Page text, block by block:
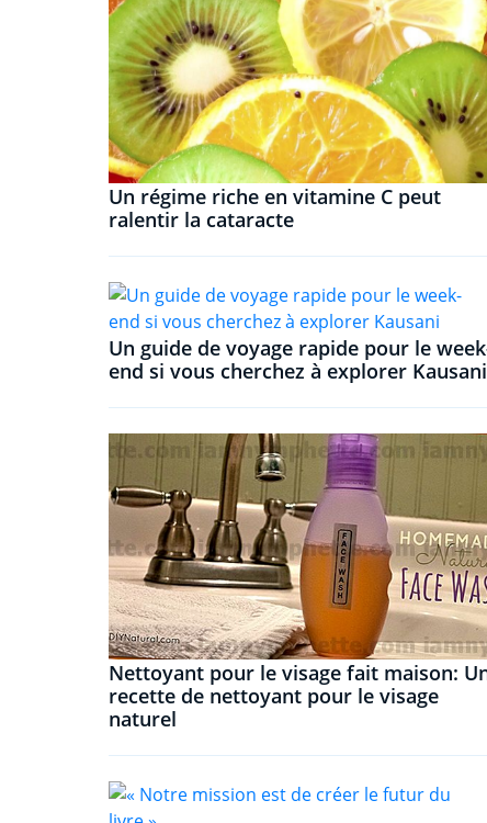
Un régime riche en vitamine C peut
ralentir la cataracte
Un guide de voyage rapide pour le
end si vous cherchez à explorer Kausani
Nettoyant pour le visage fait maison:
recette de nettoyant pour le visage
naturel